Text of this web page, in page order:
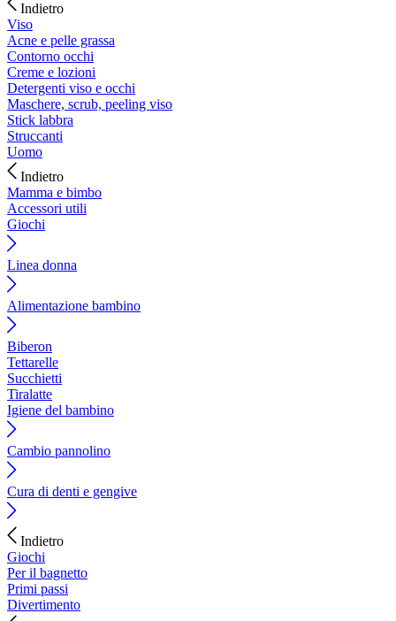
Indietro
Viso
Acne e pelle grassa
Contorno occhi
Creme e lozioni
Detergenti viso e occhi
Maschere, scrub, peeling viso
Stick labbra
Struccanti
Uomo
Indietro
Mamma e bimbo
Accessori utili
Giochi
Linea donna
Alimentazione bambino
Biberon
Tettarelle
Succhietti
Tiralatte
Igiene del bambino
Cambio pannolino
Cura di denti e gengive
Indietro
Giochi
Per il bagnetto
Primi passi
Divertimento